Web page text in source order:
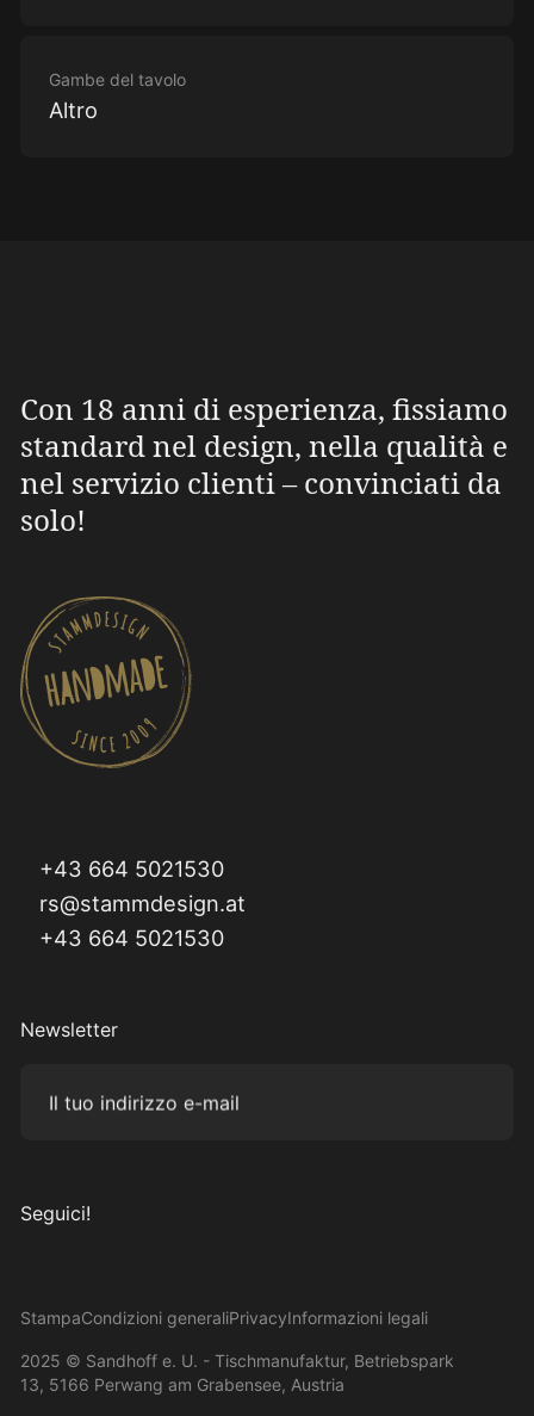
Gambe del tavolo
Altro
Con 18 anni di esperienza, fissiamo
standard nel design, nella qualità e
nel servizio clienti – convinciati da
solo!
+43 664 5021530
rs@stammdesign.at
+43 664 5021530
Newsletter
Il tuo indirizzo e-mail
Seguici!
StampaCondizioni generaliPrivacyInformazioni legali
2025 © Sandhoff e. U. - Tischmanufaktur, Betriebspark
13, 5166 Perwang am Grabensee, Austria